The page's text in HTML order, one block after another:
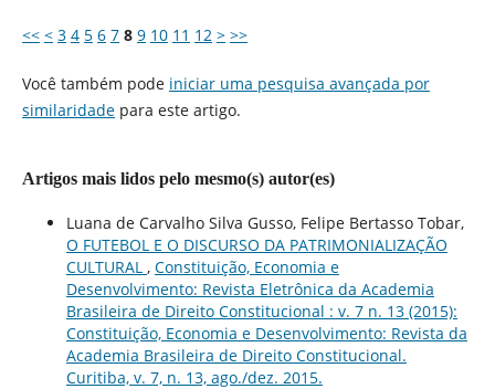
<< < 3 4 5 6 7 8 9 10 11 12 > >>
Você também pode iniciar uma pesquisa avançada por
similaridadepara este artigo.
Artigos mais lidos pelo mesmo(s) autor(es)
Luana de Carvalho Silva Gusso, Felipe Bertasso Tobar,
O FUTEBOL E O DISCURSO DA PATRIMONIALIZAÇÃO
CULTURAL , Constituição, Economia e
Desenvolvimento: Revista Eletrônica da Academia
Brasileira de Direito Constitucional : v. 7 n. 13 (2015):
Constituição, Economia e Desenvolvimento: Revista da
Academia Brasileira de Direito Constitucional.
Curitiba, v. 7, n. 13, ago./dez. 2015.